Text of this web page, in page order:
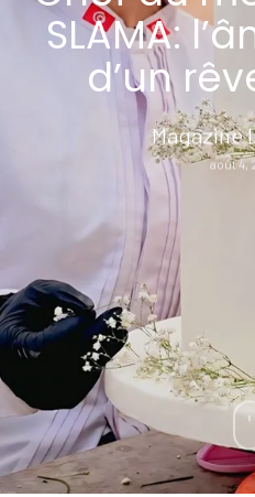
SLAMA:
d’un
Magazine
août 4,